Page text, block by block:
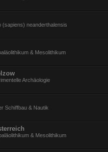
(sapiens) neanderthalensis
& Mesolithikum
Archäologie
Schiffbau & Nautik
& Mesolithikum